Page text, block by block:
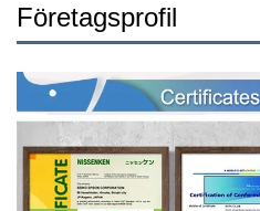
Företagsprofil